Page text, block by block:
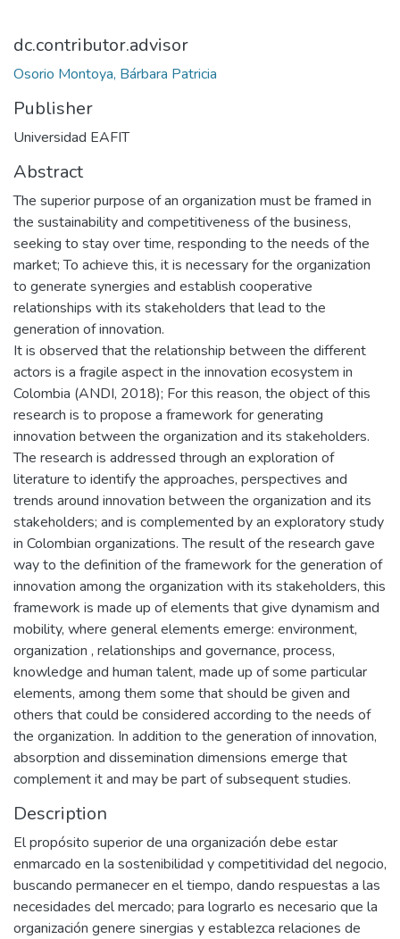
dc.contributor.advisor
Osorio Montoya, Bárbara Patricia
Publisher
Universidad EAFIT
Abstract
The superior purpose of an organization must be framed in
the sustainability and competitiveness of the business,
seeking to stay over time, responding to the needs of the
market; To achieve this, it is necessary for the organization
to generate synergies and establish cooperative
relationships with its stakeholders that lead to the
generation of innovation.
It is observed that the relationship between the different
actors is a fragile aspect in the innovation ecosystem in
Colombia (ANDI, 2018); For this reason, the object of this
research is to propose a framework for generating
innovation between the organization and its stakeholders.
The research is addressed through an exploration of
literature to identify the approaches, perspectives and
trends around innovation between the organization and its
stakeholders; and is complemented by an exploratory study
in Colombian organizations. The result of the research gave
way to the definition of the framework for the generation of
innovation among the organization with its stakeholders, this
framework is made up of elements that give dynamism and
mobility, where general elements emerge: environment,
organization , relationships and governance, process,
knowledge and human talent, made up of some particular
elements, among them some that should be given and
others that could be considered according to the needs of
the organization. In addition to the generation of innovation,
absorption and dissemination dimensions emerge that
complement it and may be part of subsequent studies.
Description
El propósito superior de una organización debe estar
enmarcado en la sostenibilidad y competitividad del negocio,
buscando permanecer en el tiempo, dando respuestas a las
necesidades del mercado; para lograrlo es necesario que la
organización genere sinergias y establezca relaciones de